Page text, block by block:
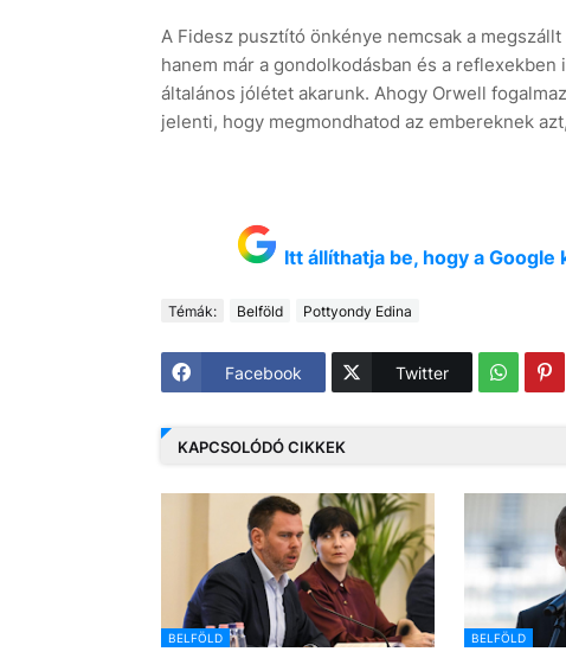
A Fidesz pusztító önkénye nemcsak a
hanem már a gondolkodásban és a
általános jólétet akarunk. Ahogy Orwell
jelenti, hogy megmondhatod az embereknek
Itt állíthatja be, hogy a
Témák: Belföld Pottyondy Edina
Facebook Twitter
KAPCSOLÓDÓ CIKKEK
BELFÖLD BELFÖLD